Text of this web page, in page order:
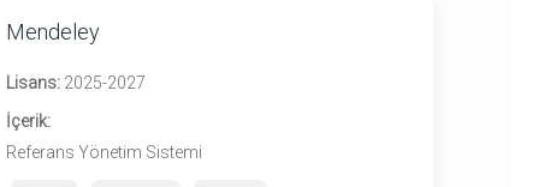
Mendeley
Lisans:2025-2027
İçerik:
Referans Yönetim Sistemi